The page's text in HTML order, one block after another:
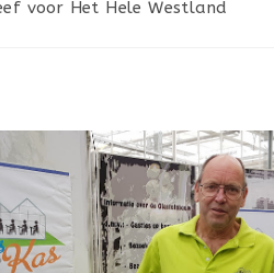
voor Het Hele Westland